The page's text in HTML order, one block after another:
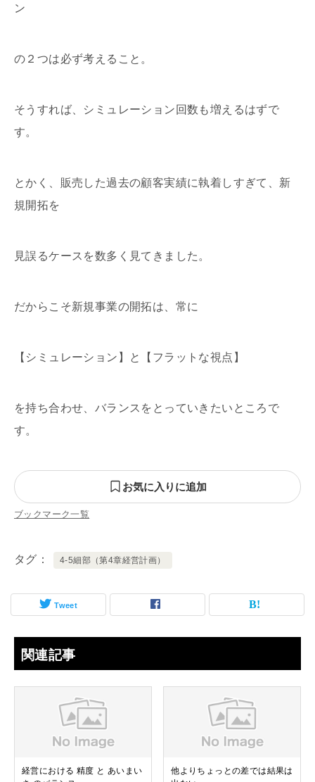
ン
の２つは必ず考えること。
そうすれば、シミュレーション回数も増えるはずで
す。
とかく、販売した過去の顧客実績に執着しすぎて、新
規開拓を
見誤るケースを数多く見てきました。
だからこそ新規事業の開拓は、常に
【シミュレーション】と【フラットな視点】
を持ち合わせ、バランスをとっていきたいところで
す。
お気に入りに追加
ブックマーク一覧
タグ 4-5細部（第4章経営計画）
Tweet
関連記事
経営における 精度 と あいまい
他よりちょっとの差では結果は